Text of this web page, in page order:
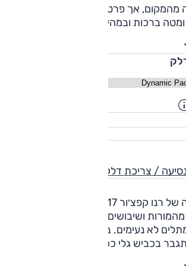
מהמקום, אך פרט לכך מייצר דחף מספק
ברכות ובמהירות האופייניות לתיבות
הטלטול שיש לתיבות מתחרות. מנוע הדיזל חזק מהמצופה ומציע
במיוחד.
/ צריכת דלק
ושיבושים גדולים יגרמו לנדנוד תא
לא נעימים. בנסיעה בינעירונית מתווסף
בכביש גלי ככל שעולה העומס. הבידוד